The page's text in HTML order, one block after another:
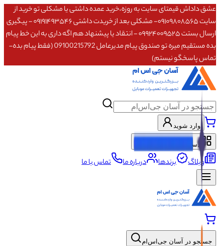
عشق داداش قیمتای سایت به روزه،خرید عمده داشتی یا مشکلی تو خرید از
سایت ۰۹۱۰۹۸۰۸۵۶۵- مشکلی بعد از خریدت داشتی ۰۹۱۹۱۴۹۳۵۴۶ - پیگیری
ارسال بستت ۰۹۹۲۴۰۰۹۵۲۵ - انتقاد یا پیشنهاد هم اگه داری به این خط پیام
بده مستقیم میره تو صندوق پیام مدیرعامل 09100215792 (فقط پیام بده-
تماس پاسخگو نیستم)
وارد شوید
دسته‌بندی محصولات
وبلاگ برندها درباره ما تماس با ما
جستجو در آسان جی‌اس‌ام